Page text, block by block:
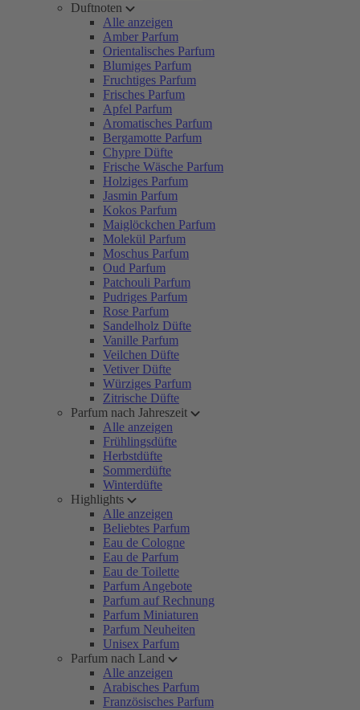
Duftnoten
Alle anzeigen
Amber Parfum
Orientalisches Parfum
Blumiges Parfum
Fruchtiges Parfum
Frisches Parfum
Apfel Parfum
Aromatisches Parfum
Bergamotte Parfum
Chypre Düfte
Frische Wäsche Parfum
Holziges Parfum
Jasmin Parfum
Kokos Parfum
Maiglöckchen Parfum
Molekül Parfum
Moschus Parfum
Oud Parfum
Patchouli Parfum
Pudriges Parfum
Rose Parfum
Sandelholz Düfte
Vanille Parfum
Veilchen Düfte
Vetiver Düfte
Würziges Parfum
Zitrische Düfte
Parfum nach Jahreszeit
Alle anzeigen
Frühlingsdüfte
Herbstdüfte
Sommerdüfte
Winterdüfte
Highlights
Alle anzeigen
Beliebtes Parfum
Eau de Cologne
Eau de Parfum
Eau de Toilette
Parfum Angebote
Parfum auf Rechnung
Parfum Miniaturen
Parfum Neuheiten
Unisex Parfum
Parfum nach Land
Alle anzeigen
Arabisches Parfum
Französisches Parfum